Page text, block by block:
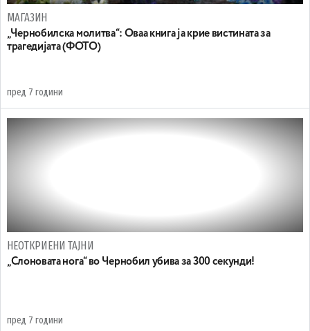
МАГАЗИН
„Чернобилска молитва“: Оваа книга ја крие вистината за
трагедијата (ФОТО)
пред 7 години
НЕОТКРИЕНИ ТАЈНИ
„Слоновата нога“ во Чернобил убива за 300 секунди!
пред 7 години